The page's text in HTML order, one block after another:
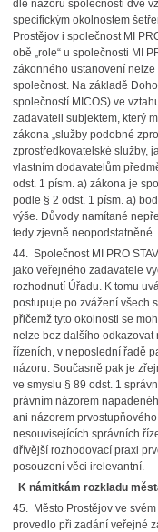
dle názoru společnosti dvě
specifickým okolnostem
Prostějov i společnost MI
obě „role“ u společnosti MI
zákonného ustanovení
společnost. Na základě
společností MICOS) ve
zadavateli subjektem, který
zákona „služby podobné
zprostředkovatelské služby,
vlastním dodavatelům
odst. 1 písm. a) zákona je
podle § 2 odst. 1 písm. a)
výše. Důvody namítané
tedy zjevně neopodstatněné.
44. Společnost MI PRO
jako veřejného zadavatele
rozhodnutí Úřadu. K tomu
postupuje po zvážení všech
přičemž tyto okolnosti se
nelze bez dalšího odkazovat
řízeních, v neposlední řadě
názoru. Současně pak je
ve smyslu § 89 odst. 1
právním názorem
ani názorem
nesouvisejících správních
dřívější rozhodovací praxi
posouzení věci irelevantní.
K námitkám rozkladu
45. Město Prostějov ve
provedlo při zadání veřejné